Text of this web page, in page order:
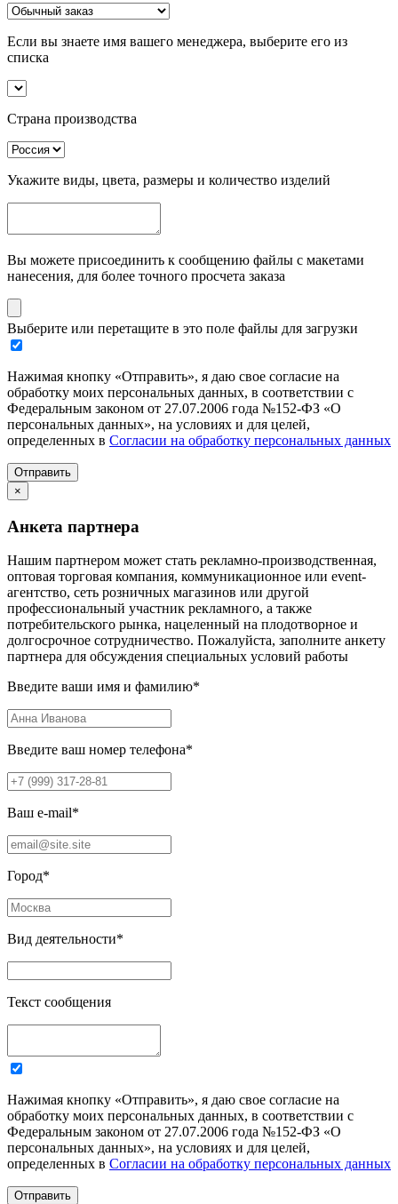
Если вы знаете имя вашего менеджера, выберите его из
списка
Страна производства
Укажите виды, цвета, размеры и количество изделий
Вы можете присоединить к сообщению файлы с макетами
нанесения, для более точного просчета заказа
Выберите или перетащите в это поле файлы для загрузки
Нажимая кнопку «Отправить», я даю свое согласие на
обработку моих персональных данных, в соответствии с
Федеральным законом от 27.07.2006 года №152-ФЗ «О
персональных данных», на условиях и для целей,
определенных в Согласии на обработку персональных данных
Отправить
×
Анкета партнера
Нашим партнером может стать рекламно-производственная,
оптовая торговая компания, коммуникационное или event-
агентство, сеть розничных магазинов или другой
профессиональный участник рекламного, а также
потребительского рынка, нацеленный на плодотворное и
долгосрочное сотрудничество. Пожалуйста, заполните анкету
партнера для обсуждения специальных условий работы
Введите ваши имя и фамилию*
Введите ваш номер телефона*
Ваш e-mail*
Город*
Вид деятельности*
Текст сообщения
Нажимая кнопку «Отправить», я даю свое согласие на
обработку моих персональных данных, в соответствии с
Федеральным законом от 27.07.2006 года №152-ФЗ «О
персональных данных», на условиях и для целей,
определенных в Согласии на обработку персональных данных
Отправить